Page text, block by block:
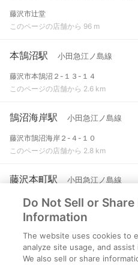
藤沢市辻堂
このページの店舗から 96 m
本鵠沼駅 小田急江ノ島線
藤沢市本鵠沼２-１３-１４
このページの店舗から 2.6 km
鵠沼海岸駅 小田急江ノ島線
藤沢市鵠沼海岸２-４-１０
このページの店舗から 2.8 km
藤沢本町駅 小田急江ノ島線
藤沢市藤沢３-３-４
このページの店舗から 3 km
石上駅 江ノ島電鉄線
藤沢市鵠沼橘１-９-３
Do Not Sell or
Information
The website uses cookies to
analyze site usage, and
We also sell or share